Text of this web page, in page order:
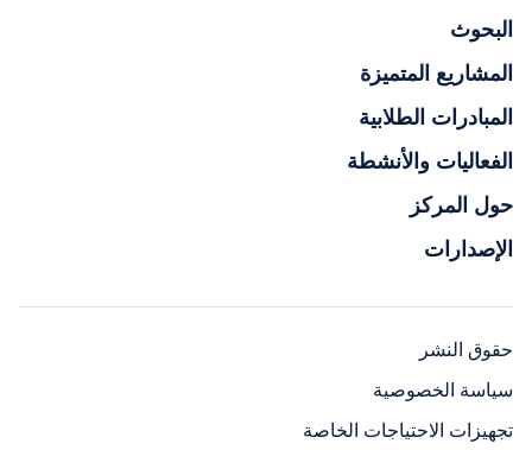
البحوث
المشاريع المتميزة
المبادرات الطلابية
الفعاليات والأنشطة
حول المركز
الإصدارات
حقوق النشر
سياسة الخصوصية
تجهيزات الاحتياجات الخاصة